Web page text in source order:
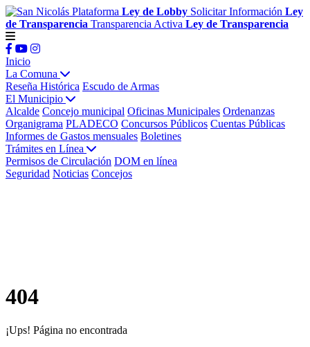
Plataforma Ley de Lobby Solicitar Información Ley
de Transparencia Transparencia Activa Ley de Transparencia
Inicio
La Comuna
Reseña Histórica Escudo de Armas
El Municipio
Alcalde Concejo municipal Oficinas Municipales Ordenanzas
Organigrama PLADECO Concursos Públicos Cuentas Públicas
Informes de Gastos mensuales Boletines
Trámites en Línea
Permisos de Circulación DOM en línea
Seguridad Noticias Concejos
404
¡Ups! Página no encontrada